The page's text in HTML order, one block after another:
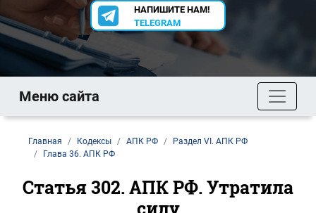
НАПИШИТЕ НАМ!
TELEGRAM
Меню сайта
Главная Кодексы АПК РФ
Раздел VI. АПК РФ
Глава 36. АПК РФ
Статья 302. АПК РФ. Утратила